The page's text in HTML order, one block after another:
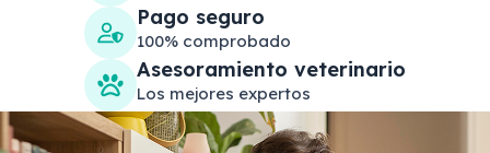
Pago seguro
100% comprobado
Asesoramiento veterinario
Los mejores expertos